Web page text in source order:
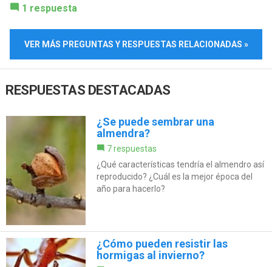
1 respuesta
VER MÁS PREGUNTAS Y RESPUESTAS RELACIONADAS »
RESPUESTAS DESTACADAS
¿Se puede sembrar una
almendra?
7 respuestas
¿Qué características tendría el almendro así
reproducido? ¿Cuál es la mejor época del
año para hacerlo?
¿Cómo pueden resistir las
hormigas al invierno?